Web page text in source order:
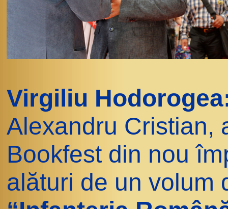
Virgiliu
Alexandru Cristian,
Bookfest din nou
alături de un volum